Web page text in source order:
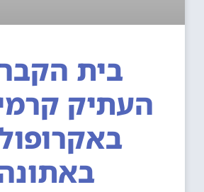
בית הקברות
העתיק
באקרופוליס
באתונה